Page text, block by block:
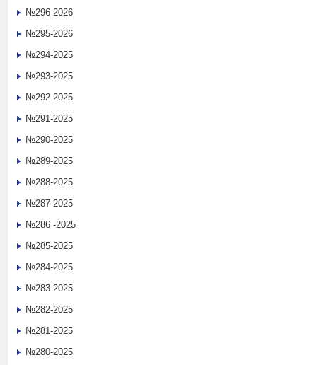
№296-2026
№295-2026
№294-2025
№293-2025
№292-2025
№291-2025
№290-2025
№289-2025
№288-2025
№287-2025
№286 -2025
№285-2025
№284-2025
№283-2025
№282-2025
№281-2025
№280-2025